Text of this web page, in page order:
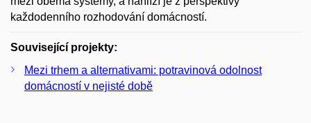
každodenního rozhodování domácností.
Související projekty:
Mezi trhem a alternativami: potravinová odolnost
domácností v nejisté době